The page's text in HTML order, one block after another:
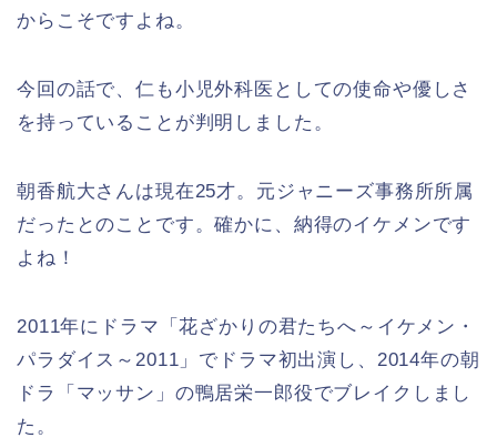
からこそですよね。
今回の話で、仁も小児外科医としての使命や優しさ
を持っていることが判明しました。
朝香航大さんは現在25才。元ジャニーズ事務所所属
だったとのことです。確かに、納得のイケメンです
よね！
2011年にドラマ「花ざかりの君たちへ～イケメン・
パラダイス～2011」でドラマ初出演し、2014年の朝
ドラ「マッサン」の鴨居栄一郎役でブレイクしまし
た。